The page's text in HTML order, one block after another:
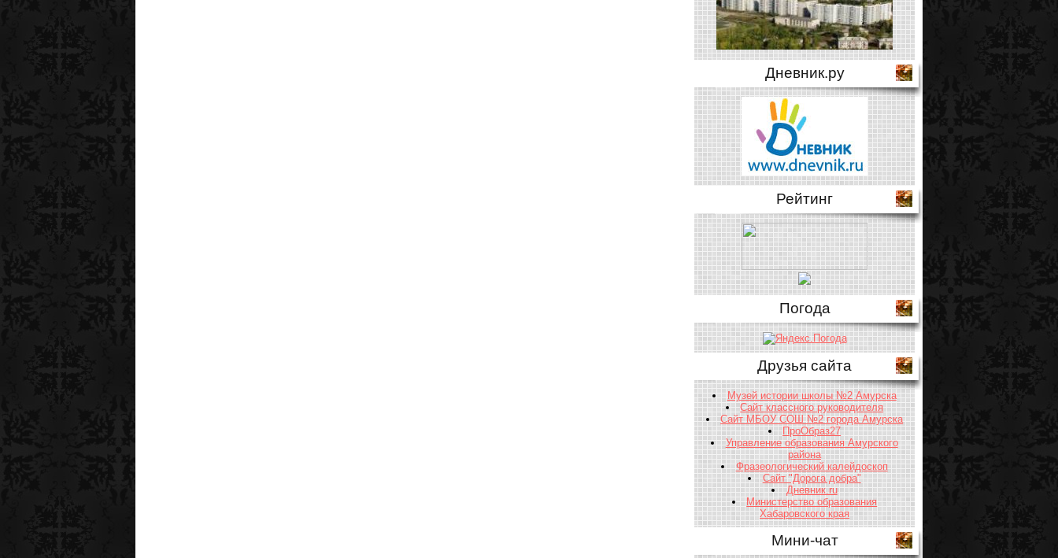
Дневник.ру
Рейтинг
Погода
Друзья сайта
Музей истории школы №2 Амурска
Сайт классного руководителя
Сайт МБОУ СОШ №2 города Амурска
ПроОбраз27
Управление образования Амурского
района
Фразеологический калейдоскоп
Сайт "Дорога добра"
Дневник.ru
Министерство образования
Хабаровского края
Мини-чат